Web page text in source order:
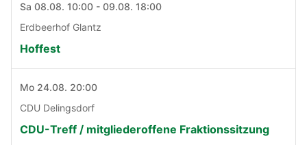
Sa 08.08. 10:00 - 09.08. 18:00
Erdbeerhof Glantz
Hoffest
Mo 24.08. 20:00
CDU Delingsdorf
CDU-Treff / mitgliederoffene Fraktionssitzung